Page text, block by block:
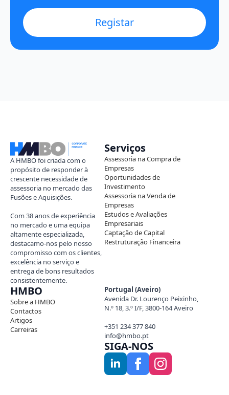
Registar
A HMBO foi criada com o
propósito de responder à
crescente necessidade de
assessoria no mercado das
Fusões e Aquisições.
Com 38 anos de experiência
no mercado e uma equipa
altamente especializada,
destacamo-nos pelo nosso
compromisso com os clientes,
excelência no serviço e
entrega de bons resultados
consistentemente.
Serviços
Assessoria na Compra de
Empresas
Oportunidades de
Investimento
Assessoria na Venda de
Empresas
Estudos e Avaliações
Empresariais
Captação de Capital
Restruturação Financeira
HMBO
Sobre a HMBO
Contactos
Artigos
Carreiras
Portugal (Aveiro)
Avenida Dr. Lourenço Peixinho,
N.º 18, 3.º I/F, 3800-164 Aveiro
+351 234 377 840
info@hmbo.pt
SIGA-NOS